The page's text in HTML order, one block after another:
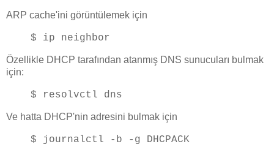
ARP cache'ini görüntülemek için
$ ip neighbor
Özellikle DHCP tarafından atanmış DNS sunucuları bulmak
için:
$ resolvctl dns
Ve hatta DHCP'nin adresini bulmak için
$ journalctl -b -g DHCPACK